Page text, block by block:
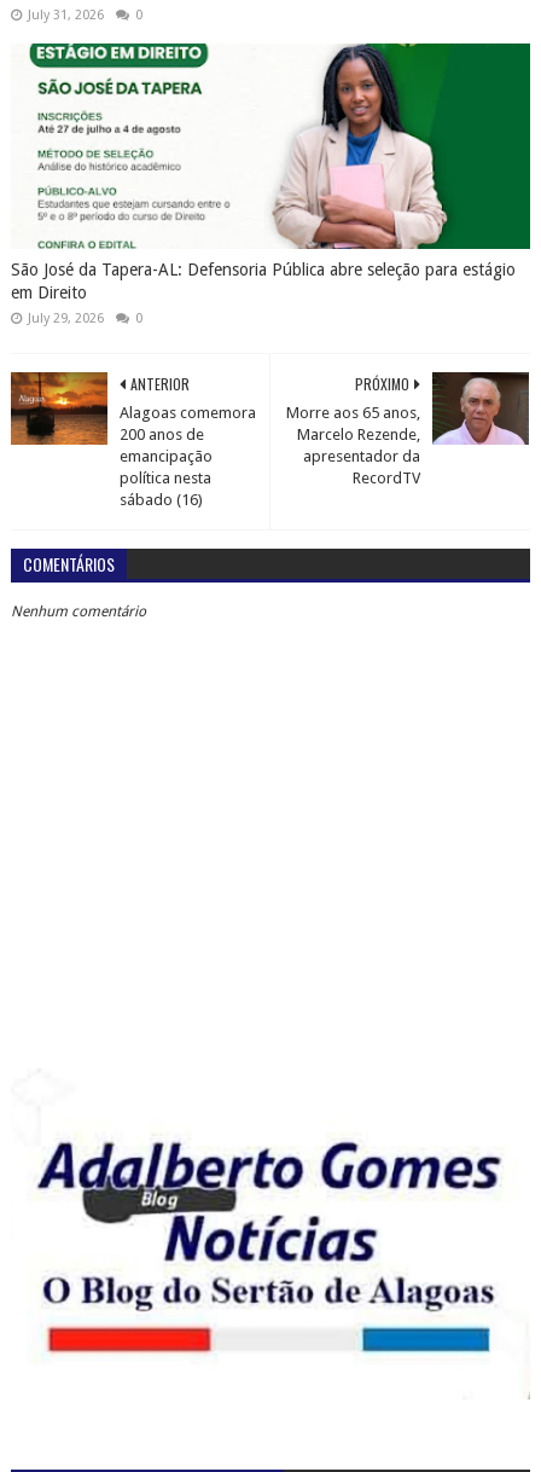
July 31, 2026 0
São José da Tapera-AL: Defensoria Pública abre seleção para estágio
em Direito
July 29, 2026 0
PRÓXIMO
Morre aos 65 anos,
Marcelo Rezende,
apresentador da
RecordTV
ANTERIOR
Alagoas comemora
200 anos de
emancipação
política nesta
sábado (16)
COMENTÁRIOS
Nenhum comentário